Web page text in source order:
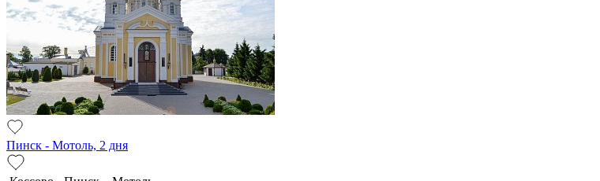
Пинск - Мотоль, 2 дня